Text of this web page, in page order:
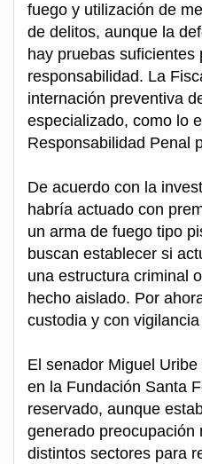
fuego y utilización de
de delitos, aunque la
hay pruebas suficientes
responsabilidad. La
internación preventiva
especializado, como lo
Responsabilidad Penal
De acuerdo con la
habría actuado con
un arma de fuego tipo
buscan establecer si
una estructura criminal
hecho aislado. Por
custodia y con
El senador Miguel
en la Fundación Santa
reservado, aunque
generado preocupación
distintos sectores para